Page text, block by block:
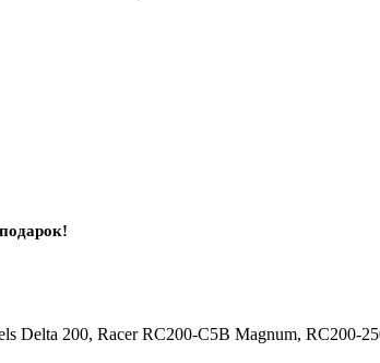
Delta 200, Racer RC200-C5B Magnum, RC200-